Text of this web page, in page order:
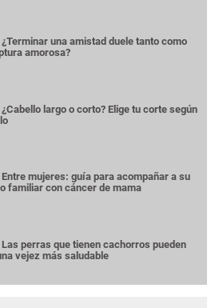
¿Terminar una amistad duele tanto como
amorosa?
¿Cabello largo o corto? Elige tu corte según
Entre mujeres: guía para acompañar a su
familiar con cáncer de mama
Las perras que tienen cachorros pueden
vejez más saludable